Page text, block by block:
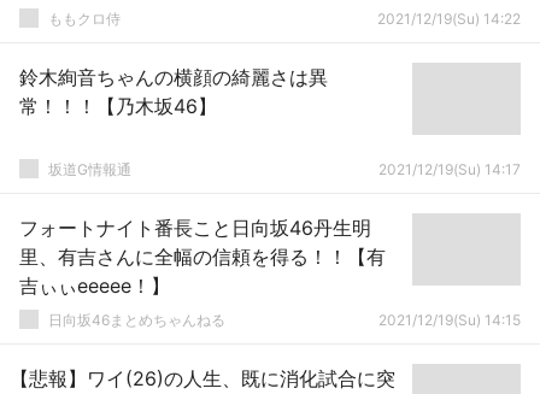
Me ディレクターズカット版LV』感想まと
ももクロ侍 2021/12/19(Su) 14:22
鈴木絢音ちゃんの横顔の綺麗さは異
常！！！【乃木坂46】
坂道G情報通 2021/12/19(Su) 14:17
フォートナイト番長こと日向坂46丹生明
里、有吉さんに全幅の信頼を得る！！【有
吉ぃぃeeeee！】
日向坂46まとめちゃんねる 2021/12/19(Su) 14:15
【悲報】ワイ(26)の人生、既に消化試合に突